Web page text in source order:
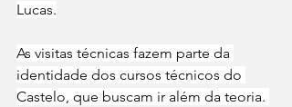
Lucas.
As visitas técnicas fazem parte da
identidade dos cursos técnicos do
Castelo, que buscam ir além da teoria.